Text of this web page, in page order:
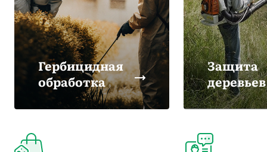
Гербицидная
обработка
Защита
деревьев